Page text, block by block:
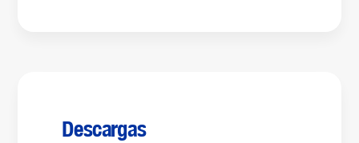
Descargas